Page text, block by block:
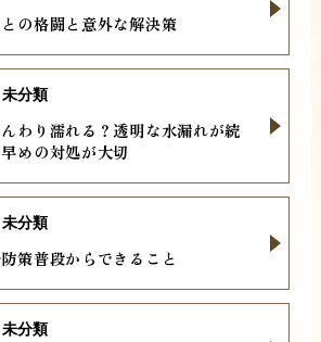
の格闘と意外な解決策
わり濡れる？透明な水漏れが続
めの対処が大切
未分類
策普段からできること
未分類
未分類